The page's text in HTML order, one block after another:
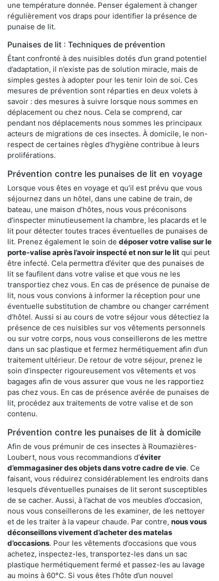
une température donnée. Penser également à changer
régulièrement vos draps pour identifier la présence de
punaise de lit.
Punaises de lit : Techniques de prévention
Étant confronté à des nuisibles dotés d’un grand potentiel
d’adaptation, il n’existe pas de solution miracle, mais de
simples gestes à adopter pour les tenir loin de soi. Ces
mesures de prévention sont réparties en deux volets à
savoir : des mesures à suivre lorsque nous sommes en
déplacement ou chez nous. Cela se comprend, car
pendant nos déplacements nous sommes les principaux
acteurs de migrations de ces insectes. À domicile, le non-
respect de certaines règles d’hygiène contribue à leurs
proliférations.
Prévention contre les punaises de lit en voyage
Lorsque vous êtes en voyage et qu’il est prévu que vous
séjournez dans un hôtel, dans une cabine de train, de
bateau, une maison d’hôtes, nous vous préconisons
d’inspecter minutieusement la chambre, les placards et le
lit pour détecter toutes traces éventuelles de punaises de
lit. Prenez également le soin de déposer votre valise sur le
porte-valise après l’avoir inspecté et non sur le lit qui peut
être infecté. Cela permettra d’éviter que des punaises de
lit se faufilent dans votre valise et que vous ne les
transportiez chez vous. En cas de présence de punaise de
lit, nous vous convions à informer la réception pour une
éventuelle substitution de chambre ou changer carrément
d’hôtel. Aussi si au cours de votre séjour vous détectiez la
présence de ces nuisibles sur vos vêtements personnels
ou sur votre corps, nous vous conseillerons de les mettre
dans un sac plastique et fermez hermétiquement afin d’un
traitement ultérieur. De retour de votre séjour, prenez le
soin d’inspecter rigoureusement vos vêtements et vos
bagages afin de vous assurer que vous ne les rapportiez
pas chez vous. En cas de présence avérée de punaises de
lit, procédez aux traitements de votre valise et de son
contenu.
Prévention contre les punaises de lit à domicile
Afin de vous prémunir de ces insectes à Roumazières-
Loubert, nous vous recommandions d’éviter
d’emmagasiner des objets dans votre cadre de vie. Ce
faisant, vous réduirez considérablement les endroits dans
lesquels d’éventuelles punaises de lit seront susceptibles
de se cacher. Aussi, à l’achat de vos meubles d’occasion,
nous vous conseillerons de les examiner, de les nettoyer
et de les traiter à la vapeur chaude. Par contre, nous vous
déconseillons vivement d’acheter des matelas
d’occasions. Pour les vêtements d’occasions que vous
achetez, inspectez-les, transportez-les dans un sac
plastique hermétiquement fermé et passez-les au lavage
au moins à 60°C. Si vous êtes l’hôte d’un nouvel